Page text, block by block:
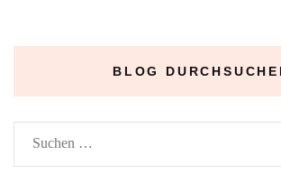
BLOG
Suchen
nach: